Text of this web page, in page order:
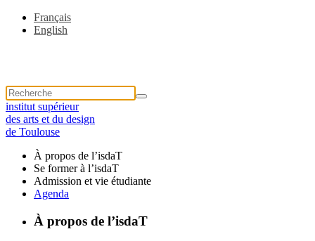
Français
English
institut supérieur
des arts et du design
de Toulouse
À propos de l’isdaT
Se former à l’isdaT
Admission et vie étudiante
Agenda
À propos de l’isdaT